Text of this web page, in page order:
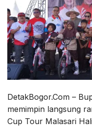
DetakBogor.Com –
memimpin langsung
Cup Tour Malasari